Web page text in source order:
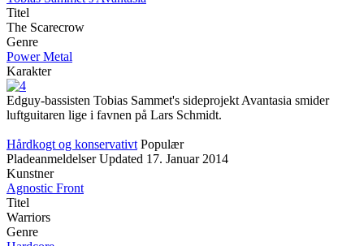
Titel
The Scarecrow
Genre
Power Metal
Karakter
Edguy-bassisten Tobias Sammet's sideprojekt Avantasia smider
luftguitaren lige i favnen på Lars Schmidt.
Hårdkogt og konservativt Populær
Pladeanmeldelser Updated 17. Januar 2014
Kunstner
Agnostic Front
Titel
Warriors
Genre